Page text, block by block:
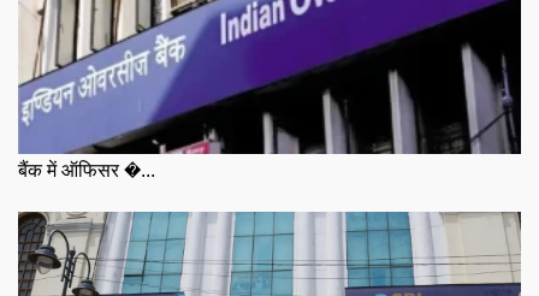
बैंक में ऑफिसर �...